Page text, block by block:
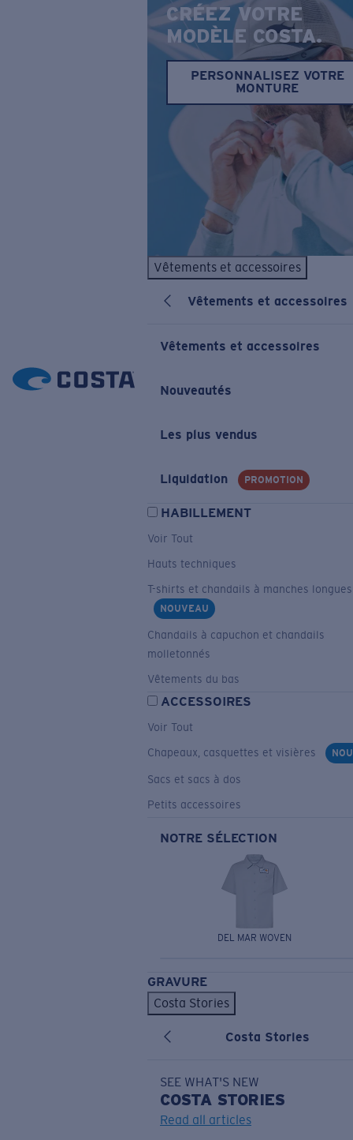
CRÉEZ VOTRE
MODÈLE COSTA.
PERSONNALISEZ VOTRE
MONTURE
Vêtements et accessoires
Vêtements et accessoires
Vêtements et accessoires
Nouveautés
Les plus vendus
Liquidation PROMOTION
HABILLEMENT
Voir Tout
Hauts techniques
T-shirts et chandails à manches longues
NOUVEAU
Chandails à capuchon et chandails
molletonnés
Vêtements du bas
ACCESSOIRES
Voir Tout
Chapeaux, casquettes et visières
Sacs et sacs à dos
Petits accessoires
NOTRE SÉLECTION
DEL MAR WOVEN
GRAVURE
Costa Stories
Costa Stories
SEE WHAT'S NEW
COSTA STORIES
Read all articles